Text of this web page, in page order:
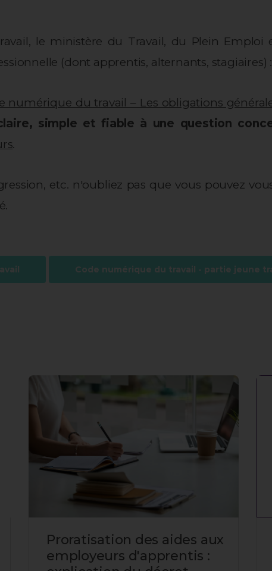
le ministère du Travail, du Plein Emploi
(dont apprentis, alternants, stagiaires)
numérique du travail – Les obligations
simple et fiable à une question
.
etc. n'oubliez pas que vous pouvez
Code numérique du travail - partie jeune
Proratisation des aides aux
employeurs d'apprentis :